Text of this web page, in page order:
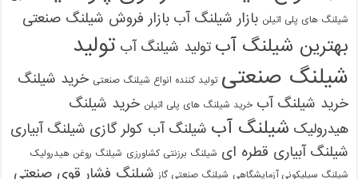
شیلنگ های پلی اتیلن بازار شیلنگ آب بازار فروش شیلنگ صنعتی
بهترین شیلنگ آب تولید شیلنگ آب تولید
شیلنگ صنعتی تولید کننده انواع شیلنگ صنعتی خرید شیلنگ
خرید شیلنگ آب خرید شیلنگ های پلی اتیلن خرید شیلنگ
هیدرولیک شیلنگ آب شیلنگ آب کولر گازی شیلنگ آبیاری
شیلنگ آبیاری قطره ای شیلنگ برزنتی کشاورزی شیلنگ روغن هیدرولیک
شیلنگ سیلیکونی آزمایشگاهی شیلنگ صنعتی گاز شیلنگ فشار قوی صنعتی